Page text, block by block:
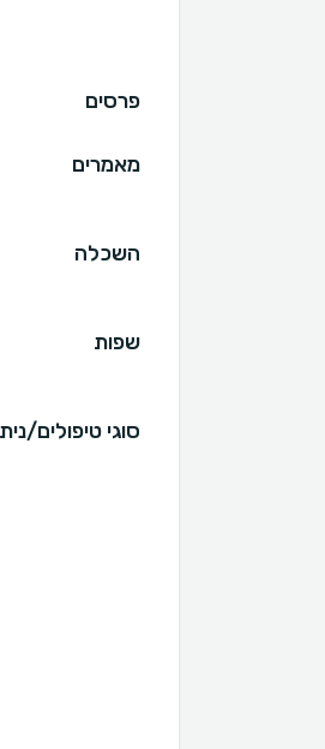
פרסים
מאמרים
השכלה
שפות
סוגי טיפולים/